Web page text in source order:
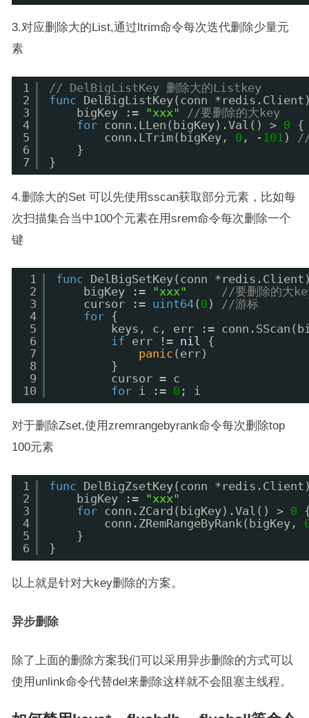
3.对应删除大的List,通过ltrim命令每次迭代删除少量元
素
1
2
3
4
5
6
7
// DelBigListKey 删除大的Listkey
func
DelBigListKey(conn
bigKey := "xxx"
//要删除的大key
for conn.LLen(bigKey).Val() > 0
{
conn.LTrim(bigKey, 0 , - 101 ) //
}
}
4.删除大的Set 可以先使用sscan获取部分元素，比如每
次扫描集合当中100个元素在用srem命令每次删除一个
键
1
2
3
4
5
6
7
8
9
10
func
DelBigSetKey(conn
bigKey := "xxx"
//要删除的大
cursor := uint64( 0 ) //游标
for {
keys, c, err :=
if
err != nil
{
panic (err)
}
cursor = c
for i := 0 ; i
对于删除Zset,使用zremrangebyrank命令每次删除top
100元素
1
2
3
4
5
6
func
DelBigZsetKey(conn
bigKey := "xxx"
for conn.ZCard(bigKey).Val() > 0
conn.ZRemRangeByRank(bigKey,
}
}
以上就是针对大key删除的方案。
异步删除
除了上面的删除方案我们可以采用异步删除的方式可以
使用unlink命令代替del来删除这样就不会阻塞主线程。